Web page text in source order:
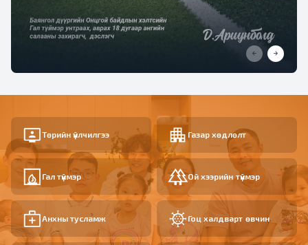
Төрийн үйлчилгээ Газар хөдлөлт
Гал түймэр Ой хээрийн түймэр
Анхны тусламж Гоц халдварт өвчин